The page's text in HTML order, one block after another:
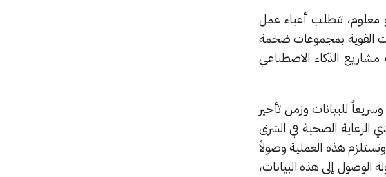
معلوم، تتطلب أعباء عمل
القوية بمجموعات ضخمة
الذكاء الاصطناعي
للبيانات وزمن تأخير
الصحية في الشرق
هذه العملية وصولاً
الوصول إلى هذه البيانات،